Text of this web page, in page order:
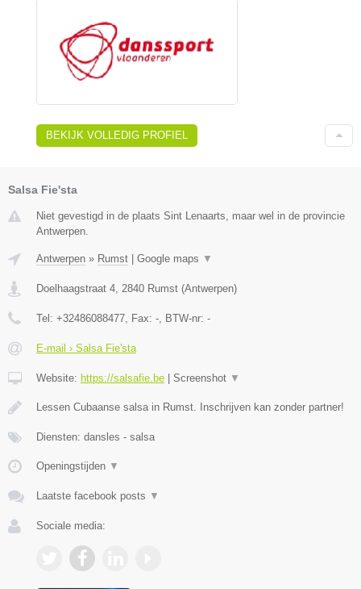
BEKIJK VOLLEDIG PROFIEL
Salsa Fie'sta
Niet gevestigd in de plaats Sint Lenaarts, maar wel in de provincie
Antwerpen.
Antwerpen » Rumst Google maps ▼
Doelhaagstraat 4 2840 Rumst (Antwerpen)
Tel: +32486088477 , Fax: - , BTW-nr: -
E-mail › Salsa Fie'sta
Website: https://salsafie.be Screenshot ▼
Lessen Cubaanse salsa in Rumst. Inschrijven kan zonder partner!
Diensten: dansles - salsa
Openingstijden ▼
Laatste facebook posts ▼
Sociale media: